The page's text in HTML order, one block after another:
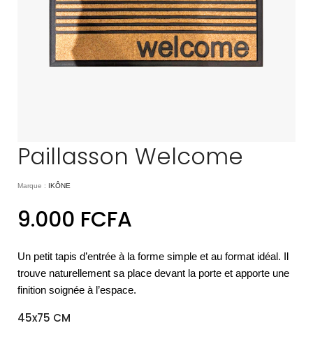
Paillasson Welcome
Marque : IKÔNE
9.000 FCFA
Un petit tapis d’entrée à la forme simple et au format idéal. Il
trouve naturellement sa place devant la porte et apporte une
finition soignée à l’espace.
45x75 CM